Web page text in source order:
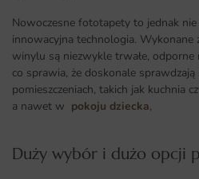
Nowoczesne fototapety to jednak
innowacyjna technologia.
winylu są niezwykle trwałe, odporne
co sprawia, że doskonale
pomieszczeniach, takich jak kuchnia
a nawet w pokoju dziecka,
Duży wybór i dużo opcji